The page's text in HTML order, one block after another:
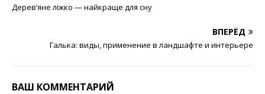
Дерев’яне ліжко — найкраще для сну
ВПЕРЁД
Галька: виды, применение в ландшафте и интерьере
ВАШ КОММЕНТАРИЙ